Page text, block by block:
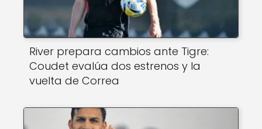
River prepara cambios ante Tigre:
Coudet evalúa dos estrenos y la
vuelta de Correa